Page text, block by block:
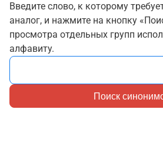
Введите слово, к которому
аналог, и нажмите на кнопку
просмотра отдельных групп
алфавиту.
Поиск